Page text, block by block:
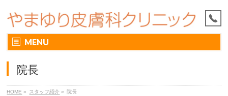
MENU
院長
HOME » スタッフ紹介 » 院長